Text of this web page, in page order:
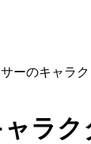
サーのキャラ
ラ